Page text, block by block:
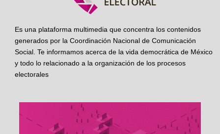
Es una plataforma multimedia que concentra los contenidos
generados por la Coordinación Nacional de Comunicación
Social. Te informamos acerca de la vida democrática de México
y todo lo relacionado a la organización de los procesos
electorales